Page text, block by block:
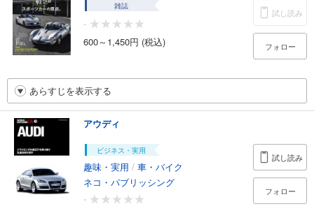
雑誌
-
600～1,450円 (税込)
試し読み
フォロー
あらすじを表示する
アウディ
ビジネス・実用
趣味・実用 / 車・バイク
ネコ・パブリッシング
-
試し読み
フォロー